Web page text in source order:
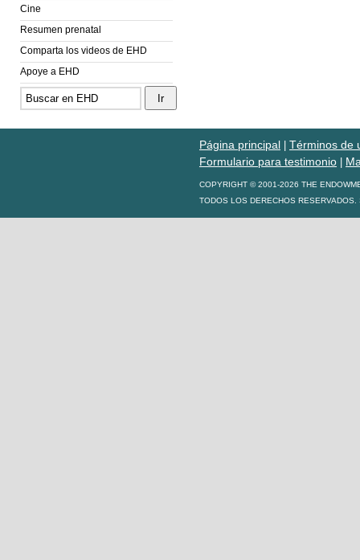
Cine
Resumen prenatal
Comparta los videos de EHD
Apoye a EHD
Página principal
Términos de
Formulario para testimonio
COPYRIGHT © 2001-2026 THE
TODOS LOS DERECHOS